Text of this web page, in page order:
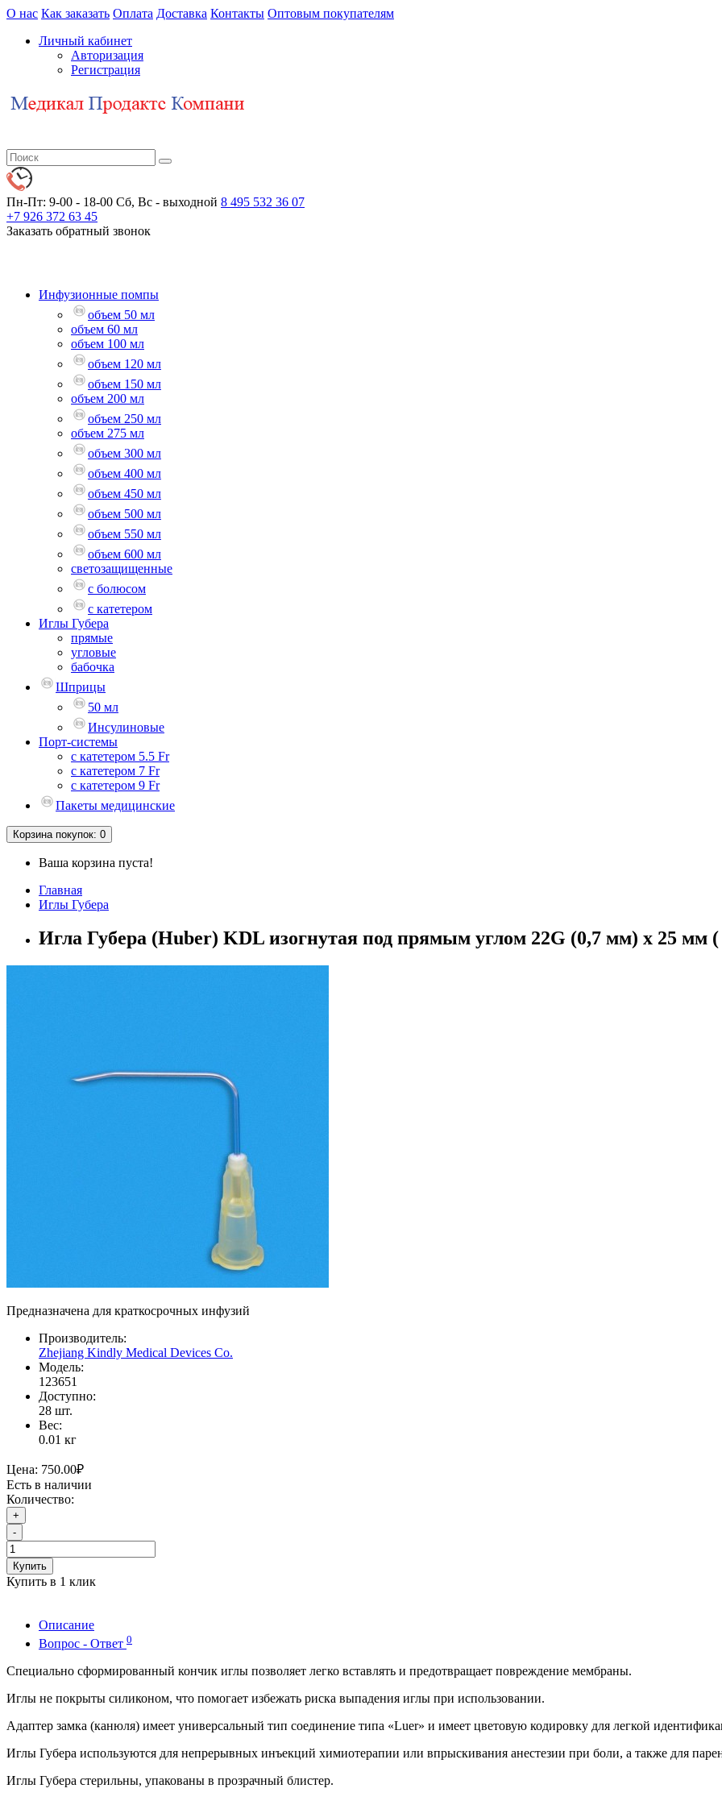
О нас Как заказать Оплата Доставка Контакты Оптовым покупателям
Личный кабинет
Авторизация
Регистрация
Пн-Пт: 9-00 - 18-00 Сб, Вс - выходной 8 495 532 36 07
+7 926 372 63 45
Заказать обратный звонок
Инфузионные помпы
объем 50 мл
объем 60 мл
объем 100 мл
объем 120 мл
объем 150 мл
объем 200 мл
объем 250 мл
объем 275 мл
объем 300 мл
объем 400 мл
объем 450 мл
объем 500 мл
объем 550 мл
объем 600 мл
светозащищенные
с болюсом
с катетером
Иглы Губера
прямые
угловые
бабочка
Шприцы
50 мл
Инсулиновые
Порт-системы
с катетером 5.5 Fr
с катетером 7 Fr
с катетером 9 Fr
Пакеты медицинские
Корзина покупок: 0
Ваша корзина пуста!
Главная
Иглы Губера
Игла Губера (Huber) KDL изогнутая под прямым углом 22G (0,7 мм) x 25 мм
Предназначена для краткосрочных инфузий
Производитель:
Zhejiang Kindly Medical Devices Co.
Модель:
123651
Доступно:
28 шт.
Вес:
0.01 кг
Цена: 750.00₽
Есть в наличии
Количество:
+
-
Купить
Купить в 1 клик
Описание
Вопрос - Ответ 0
Специально сформированный кончик иглы позволяет легко вставлять и предотвращает повреждение мембраны.
Иглы не покрыты силиконом, что помогает избежать риска выпадения иглы при использовании.
Адаптер замка (канюля) имеет универсальный тип соединение типа «Luer» и имеет цветовую кодировку для легкой
Иглы Губера используются для непрерывных инъекций химиотерапии или впрыскивания анестезии при боли, а также для
Иглы Губера стерильны, упакованы в прозрачный блистер.